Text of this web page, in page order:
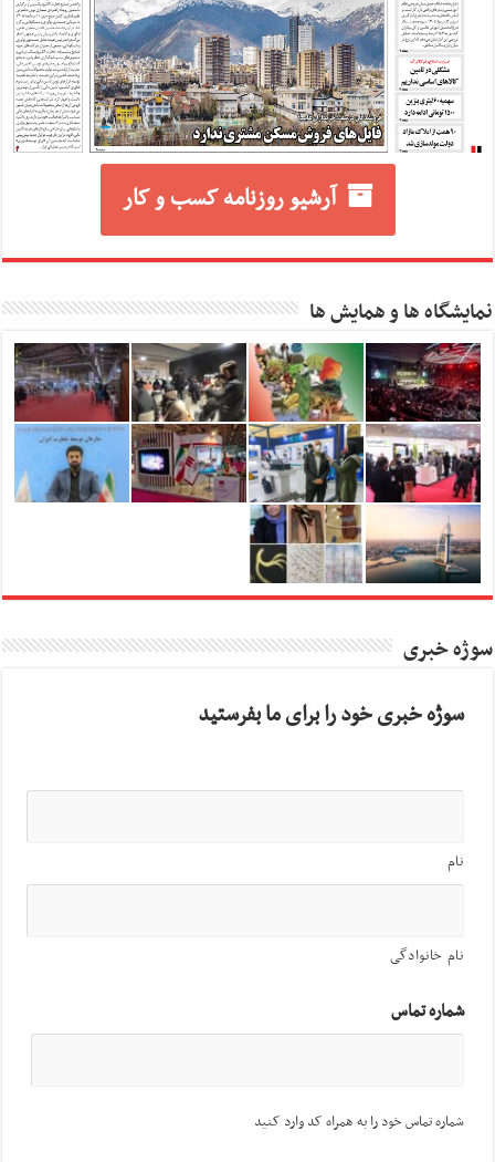
آرشیو روزنامه کسب و کار
نمایشگاه ها و همایش ها
سوژه خبری
سوژه خبری خود را برای ما بفرستید
نام
نام خانوادگی
شماره تماس
شماره تماس خود را به همراه کد وارد کنید